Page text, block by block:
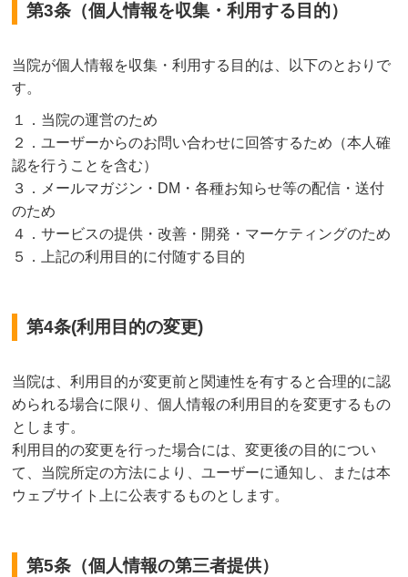
第3条（個人情報を収集・利用する目的）
当院が個人情報を収集・利用する目的は、以下のとおりで
す。
１．当院の運営のため
２．ユーザーからのお問い合わせに回答するため（本人確
認を行うことを含む）
３．メールマガジン・DM・各種お知らせ等の配信・送付
のため
４．サービスの提供・改善・開発・マーケティングのため
５．上記の利用目的に付随する目的
第4条(利用目的の変更)
当院は、利用目的が変更前と関連性を有すると合理的に認
められる場合に限り、個人情報の利用目的を変更するもの
とします。
利用目的の変更を行った場合には、変更後の目的につい
て、当院所定の方法により、ユーザーに通知し、または本
ウェブサイト上に公表するものとします。
第5条（個人情報の第三者提供）